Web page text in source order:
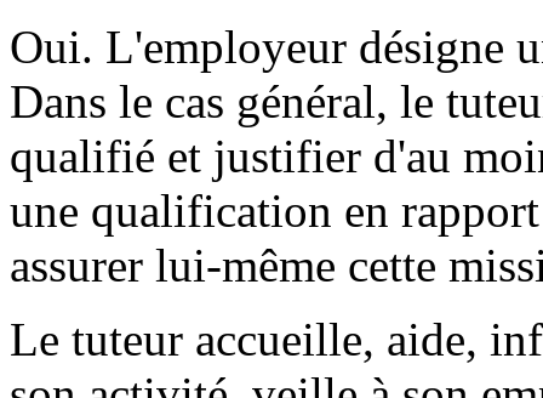
Oui. L'employeur désigne
Dans le cas général, le
qualifié et justifier d'au
une qualification en
assurer lui-même cette
Le tuteur accueille, aide,